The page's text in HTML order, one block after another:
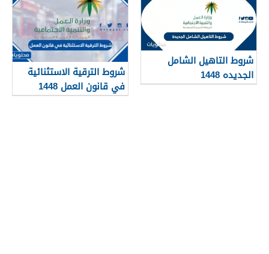
شروط التاهيل الشامل
الجديده 1448
شروط الترقية الاستثنائية
في قانون العمل 1448